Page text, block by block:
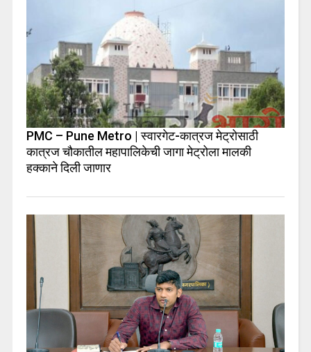
PMC – Pune Metro | स्वारगेट-कात्रज मेट्रोसाठी
कात्रज चौकातील महापालिकेची जागा मेट्रोला मालकी
हक्काने दिली जाणार